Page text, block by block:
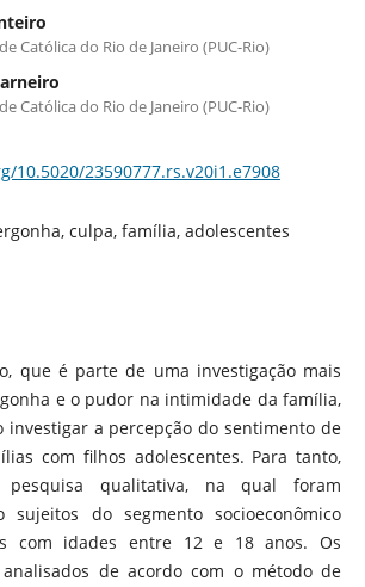
Católica do Rio de Janeiro (PUC-Rio)
Católica do Rio de Janeiro (PUC-Rio)
10.5020/23590777.rs.v20i1.e7908
culpa, família, adolescentes
que é parte de uma investigação mais
e o pudor na intimidade da família,
investigar a percepção do sentimento de
com filhos adolescentes. Para tanto,
pesquisa qualitativa, na qual foram
sujeitos do segmento socioeconômico
com idades entre 12 e 18 anos. Os
de acordo com o método de